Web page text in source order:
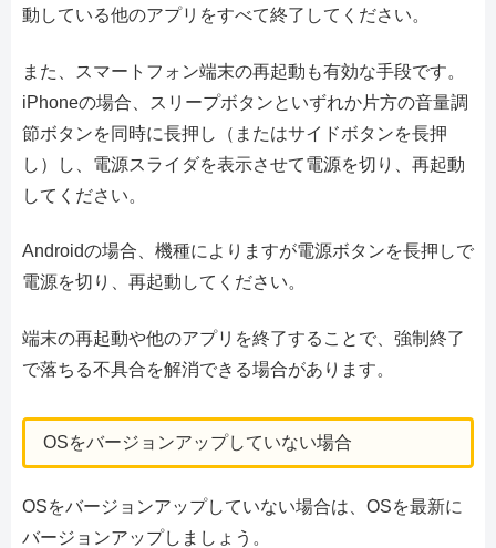
動している他のアプリをすべて終了してください。
また、スマートフォン端末の再起動も有効な手段です。
iPhoneの場合、スリープボタンといずれか片方の音量調
節ボタンを同時に長押し（またはサイドボタンを長押
し）し、電源スライダを表示させて電源を切り、再起動
してください。
Androidの場合、機種によりますが電源ボタンを長押しで
電源を切り、再起動してください。
端末の再起動や他のアプリを終了することで、強制終了
で落ちる不具合を解消できる場合があります。
OSをバージョンアップしていない場合
OSをバージョンアップしていない場合は、OSを最新に
バージョンアップしましょう。